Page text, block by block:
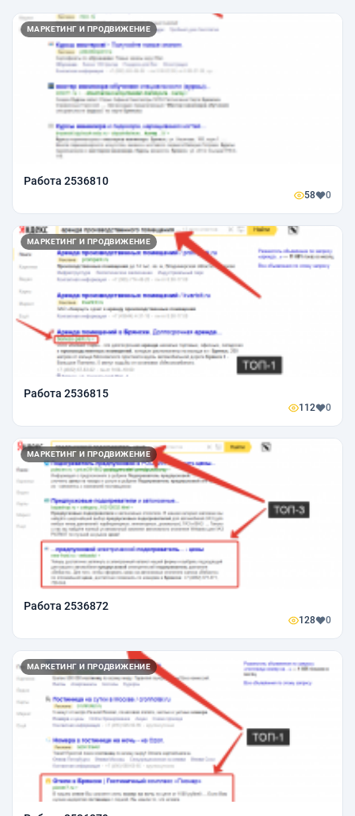
МАРКЕТИНГ И ПРОДВИЖЕНИЕ
Работа 2536810
58 0
МАРКЕТИНГ И ПРОДВИЖЕНИЕ
Работа 2536815
112 0
МАРКЕТИНГ И ПРОДВИЖЕНИЕ
Работа 2536872
128 0
МАРКЕТИНГ И ПРОДВИЖЕНИЕ